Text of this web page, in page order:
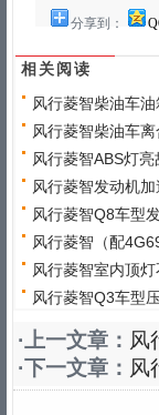
分享到：
相关阅读
风行菱智柴油车
风行菱智柴油车
风行菱智ABS灯
风行菱智发动机加
风行菱智Q8车型
风行菱智（配
风行菱智室内顶
风行菱智Q3车型
·上一文章： 风
·下一文章： 风